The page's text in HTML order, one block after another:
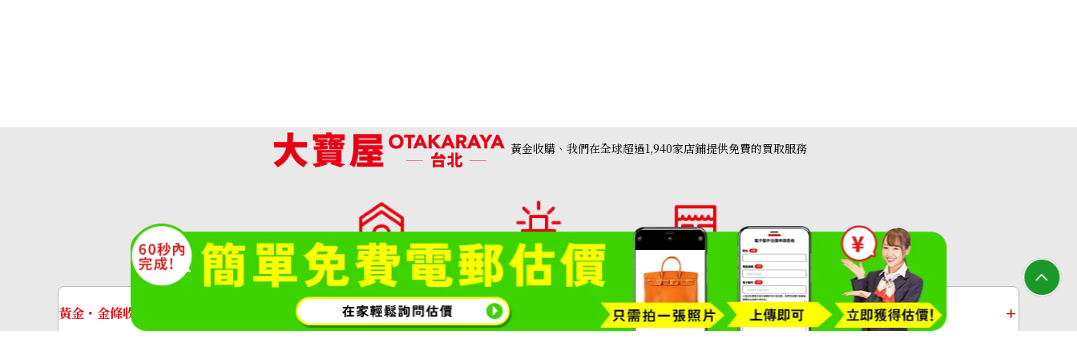
Chanel Matelasse caviar skin double flap
收購參考價格
NTD 248,635
收購參考價格
NTD 238,635
黃金收購、我們在全球超過1,940家店鋪提供免費的買取服務
收購專門店・大寶屋
(OTAKARAYA)首頁
收購品類一覽請按此 門市列表
黃金・金條收購 手錶收購 包包・精品收購 鑽石・珠寶收購 白金收購